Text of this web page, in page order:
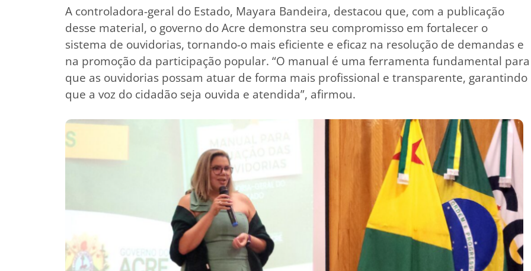
A controladora-geral do Estado, Mayara Bandeira, destacou que, com a publicação
desse material, o governo do Acre demonstra seu compromisso em fortalecer o
sistema de ouvidorias, tornando-o mais eficiente e eficaz na resolução de demandas e
na promoção da participação popular. “O manual é uma ferramenta fundamental para
que as ouvidorias possam atuar de forma mais profissional e transparente, garantindo
que a voz do cidadão seja ouvida e atendida”, afirmou.